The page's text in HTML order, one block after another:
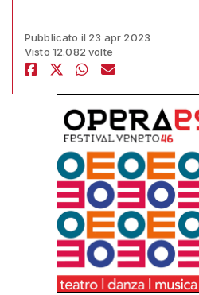
Pubblicato il 23 apr 2023
Visto 12.082 volte